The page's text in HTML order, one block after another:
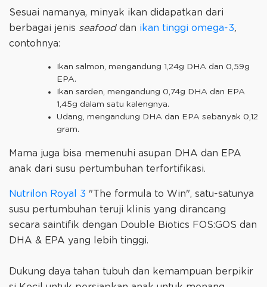
Sesuai namanya, minyak ikan didapatkan dari
berbagai jenis seafooddan ikan tinggi omega-3,
contohnya:
Ikan salmon, mengandung 1,24g DHA dan 0,59g
EPA.
Ikan sarden, mengandung 0,74g DHA dan EPA
1,45g dalam satu kalengnya.
Udang, mengandung DHA dan EPA sebanyak 0,12
gram.
Mama juga bisa memenuhi asupan DHA dan EPA
anak dari susu pertumbuhan terfortifikasi.
Nutrilon Royal 3 "The formula to Win", satu-satunya
susu pertumbuhan teruji klinis yang dirancang
secara saintifik dengan Double Biotics FOS:GOS dan
DHA & EPA yang lebih tinggi.
Dukung daya tahan tubuh dan kemampuan berpikir